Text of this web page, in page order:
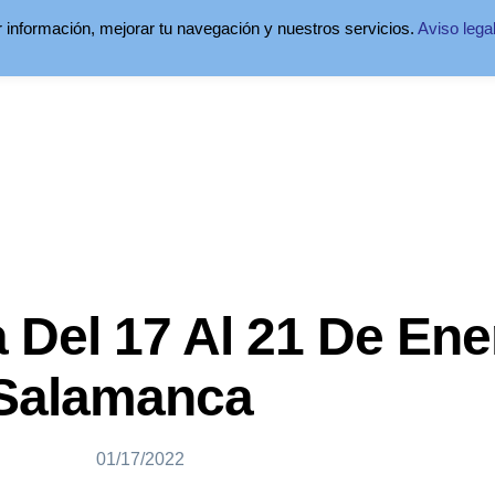
17 Al 21 De
01/17/2022
mejorar tu navegación y nuestros servicios. Aviso legal